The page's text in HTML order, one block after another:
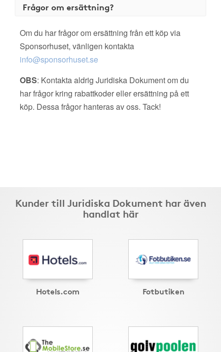
Frågor om ersättning?
Om du har frågor om ersättning från ett köp via
Sponsorhuset, vänligen kontakta
info@sponsorhuset.se
OBS: Kontakta aldrig Juridiska Dokument om du
har frågor kring rabattkoder eller ersättning på ett
köp. Dessa frågor hanteras av oss. Tack!
Kunder till Juridiska Dokument har även
handlat här
Hotels.com Fotbutiken